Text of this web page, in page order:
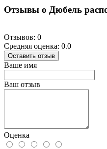
Отзывы о Дюбель
Отзывов: 0
Средняя оценка: 0.0
Оставить отзыв
Ваше имя
Ваш отзыв
Оценка